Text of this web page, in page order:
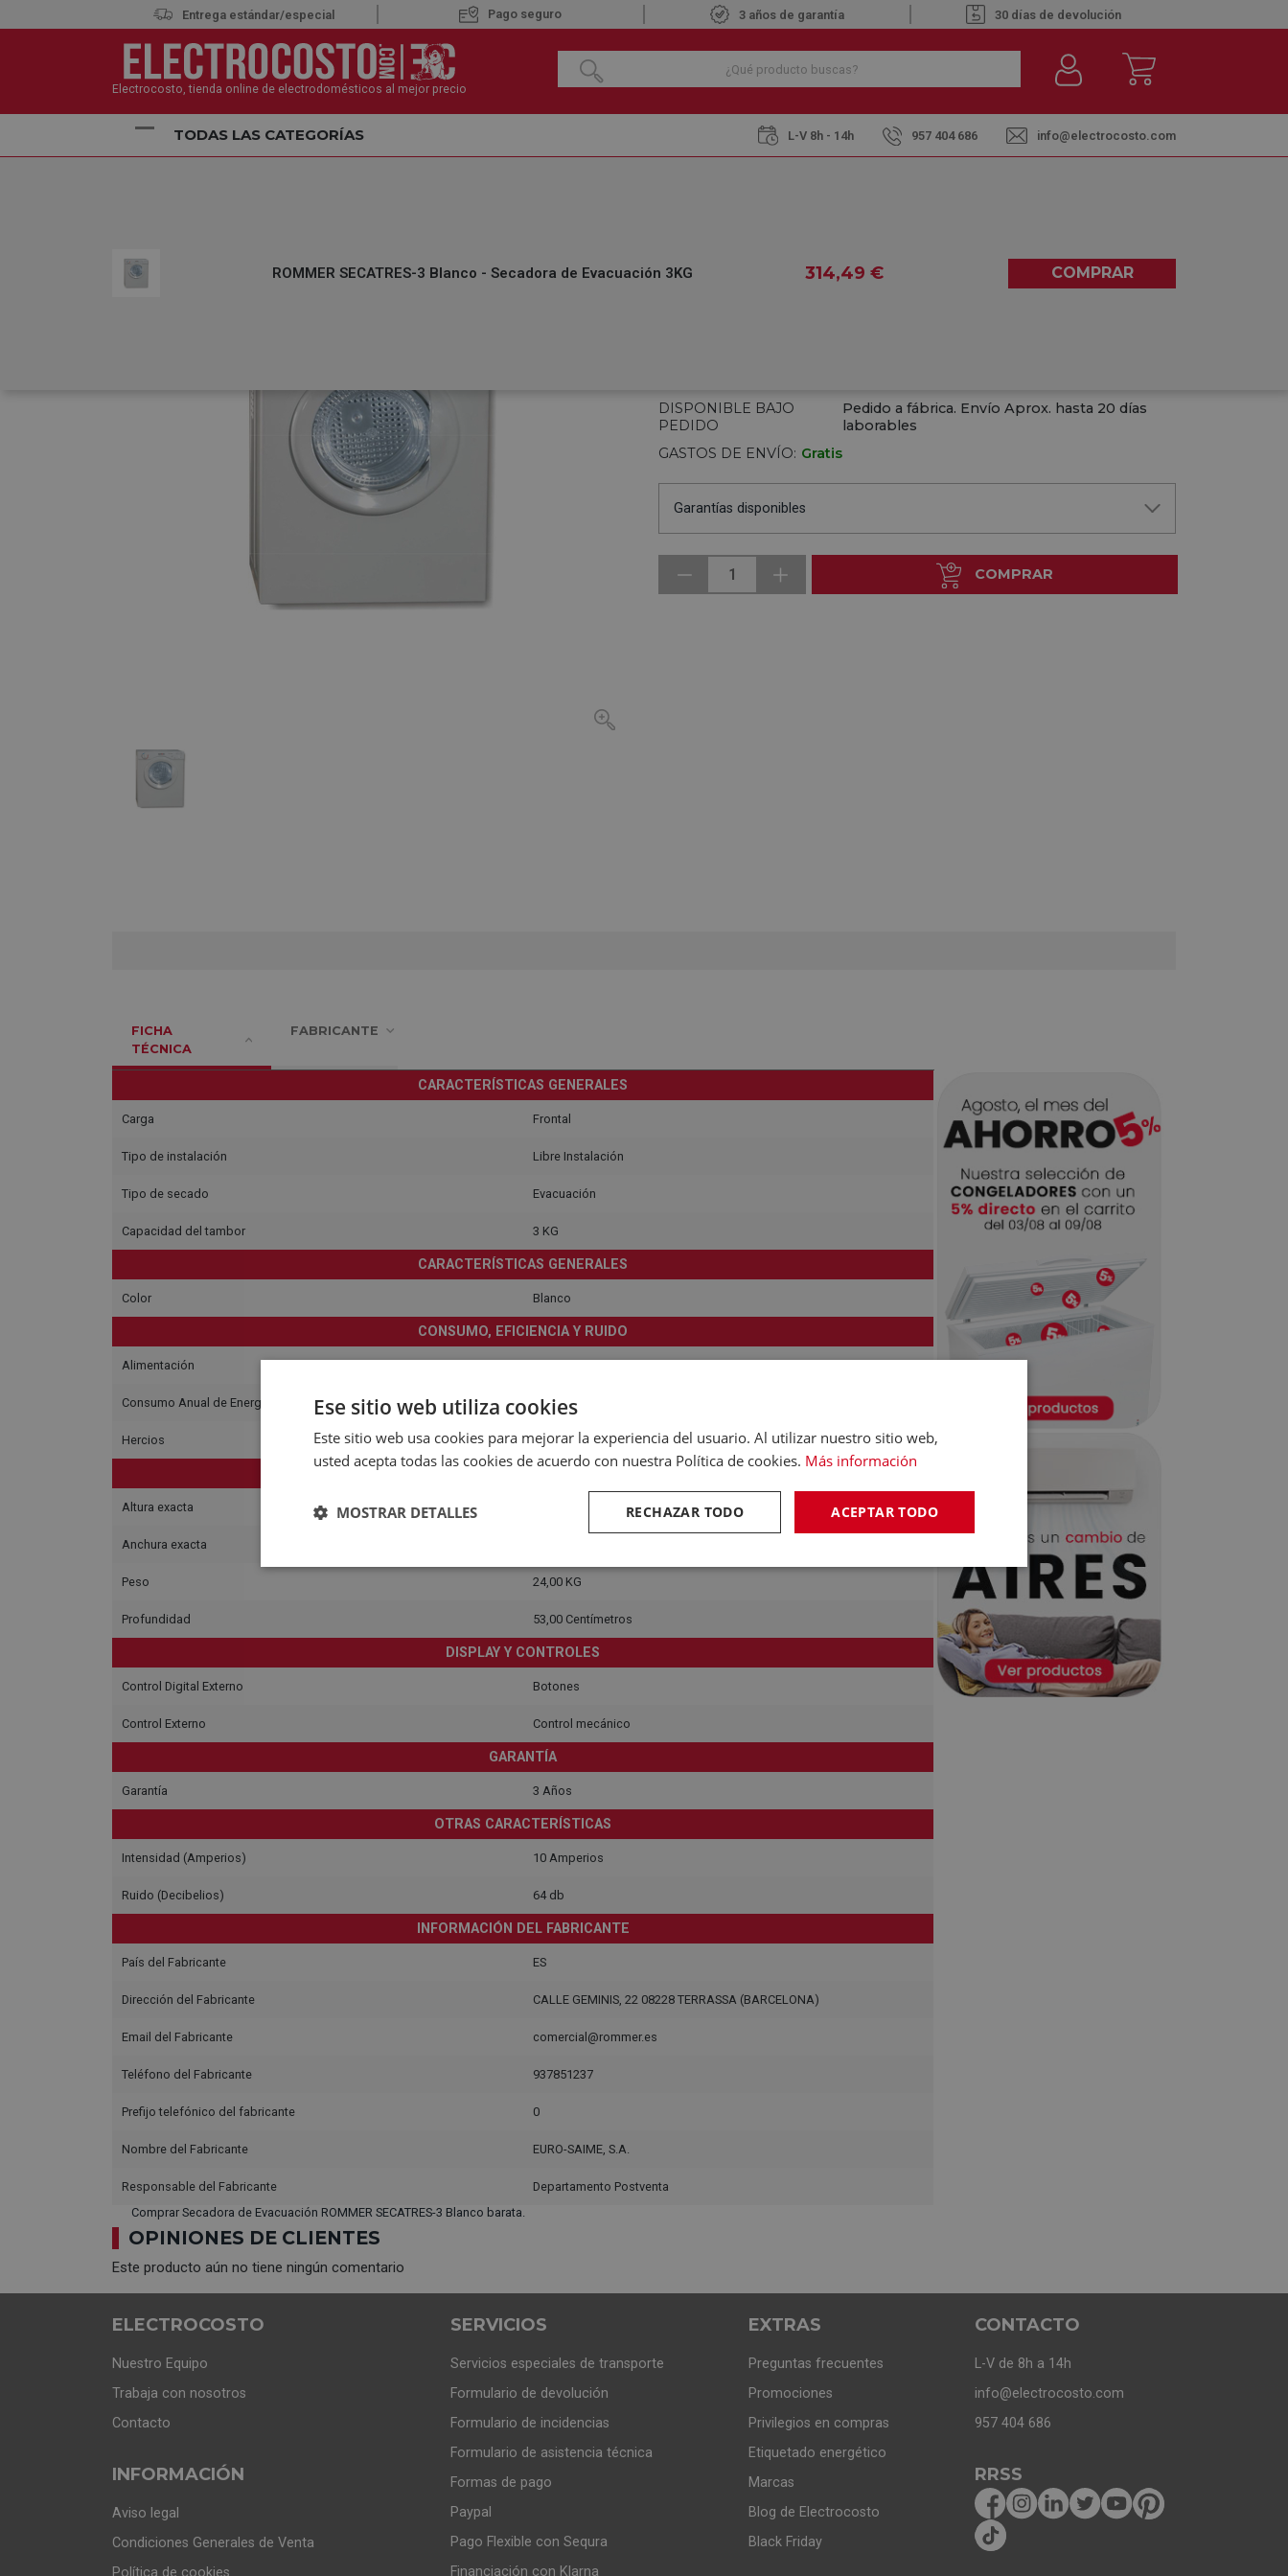
Entrega estándar/especial Pago seguro 3 años de garantía 30 días de devolución
Electrocosto, tienda online de electrodomésticos al mejor precio
TODAS LAS CATEGORÍAS L-V 8h - 14h 957 404 686 info@electrocosto.com
ROMMER SECATRES-3 Blanco - Secadora de Evacuación 3KG 314,49 € COMPRAR
EVACUACIÓN 3KG
DISPONIBLE BAJO
PEDIDO
Pedido a fábrica. Envío Aprox. hasta 20 días
laborables
GASTOS DE ENVÍO: Gratis
Garantías disponibles
1 COMPRAR
FICHA
TÉCNICA
FABRICANTE
CARACTERÍSTICAS GENERALES
Carga Frontal
Tipo de instalación Libre Instalación
Tipo de secado Evacuación
Capacidad del tambor 3 KG
CARACTERÍSTICAS GENERALES
Color Blanco
CONSUMO, EFICIENCIA Y RUIDO
Alimentación
Consumo Anual de Energía 253 Kwh/Año
Hercios 50 Hz
Altura exacta 72,00 Centímetros
Anchura exacta
Peso 24,00 KG
Profundidad 53,00 Centímetros
DISPLAY Y CONTROLES
Control Digital Externo Botones
Control Externo Control mecánico
GARANTÍA
Garantía 3 Años
OTRAS CARACTERÍSTICAS
Intensidad (Amperios) 10 Amperios
Ruido (Decibelios) 64 db
INFORMACIÓN DEL FABRICANTE
País del Fabricante ES
Dirección del Fabricante CALLE GEMINIS, 22 08228 TERRASSA (BARCELONA)
Email del Fabricante comercial@rommer.es
Teléfono del Fabricante 937851237
Prefijo telefónico del fabricante 0
Nombre del Fabricante EURO-SAIME, S.A.
Responsable del Fabricante
Departamento Postventa
Comprar Secadora de Evacuación ROMMER SECATRES-3 Blanco barata.
OPINIONES DE CLIENTES
Este producto aún no tiene ningún comentario
ELECTROCOSTO
Nuestro Equipo
Trabaja con nosotros
Contacto
INFORMACIÓN
Aviso legal
Condiciones Generales de Venta
Política de cookies
SERVICIOS
Servicios especiales de transporte
Formulario de devolución
Formulario de incidencias
Formulario de asistencia técnica
Formas de pago
Paypal
Pago Flexible con Sequra
Financiación con Klarna
EXTRAS
Preguntas frecuentes
Promociones
Privilegios en compras
Etiquetado energético
Marcas
Blog de Electrocosto
Black Friday
CONTACTO
L-V de 8h a 14h
info@electrocosto.com
957 404 686
RRSS
Ese sitio web utiliza cookies
Este sitio web usa cookies para mejorar la experiencia del usuario. Al utilizar nuestro sitio web,
usted acepta todas las cookies de acuerdo con nuestra Política de cookies. Más información
ACEPTAR TODO
RECHAZAR TODO
MOSTRAR DETALLES